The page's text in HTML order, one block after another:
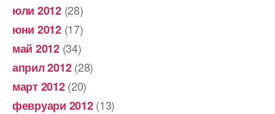
юли 2012(28)
юни 2012(17)
май 2012(34)
април 2012(28)
март 2012(20)
февруари 2012(13)